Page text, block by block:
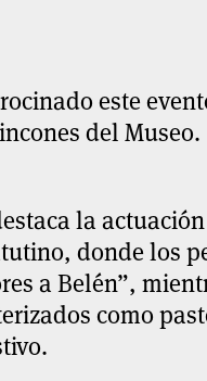
este
del Museo.
la
donde los
a Belén”,
como